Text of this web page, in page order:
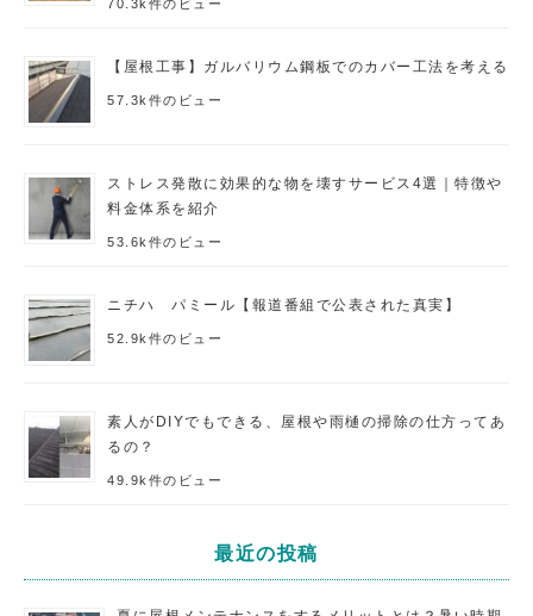
70.3k件のビュー
【屋根工事】ガルバリウム鋼板でのカバー工法を考える
57.3k件のビュー
ストレス発散に効果的な物を壊すサービス4選｜特徴や
料金体系を紹介
53.6k件のビュー
ニチハ パミール【報道番組で公表された真実】
52.9k件のビュー
素人がDIYでもできる、屋根や雨樋の掃除の仕方ってあ
るの？
49.9k件のビュー
最近の投稿